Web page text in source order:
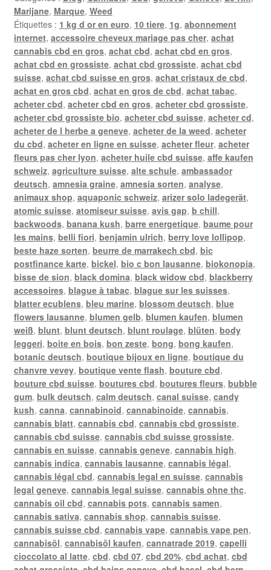
Marijane, Marque, Weed
Étiquettes : 1 kg d or en euro, 10 tiere, 1g, abonnement
internet, accessoire cheveux mariage pas cher, achat
cannabis cbd en gros, achat cbd, achat cbd en gros,
achat cbd en grossiste, achat cbd grossiste, achat cbd
suisse, achat cbd suisse en gros, achat cristaux de cbd,
achat en gros cbd, achat en gros de cbd, achat tabac,
acheter cbd, acheter cbd en gros, acheter cbd grossiste,
acheter cbd grossiste bio, acheter cbd suisse, acheter cd,
acheter de l herbe a geneve, acheter de la weed, acheter
du cbd, acheter en ligne en suisse, acheter fleur, acheter
fleurs pas cher lyon, acheter huile cbd suisse, affe kaufen
schweiz, agriculture suisse, alte schule, ambassador
deutsch, amnesia graine, amnesia sorten, analyse,
animaux shop, aquaponic schweiz, arizer solo ladegerät,
atomic suisse, atomiseur suisse, avis gap, b chill,
backwoods, banana kush, barre energetique, baume pour
les mains, belli fiori, benjamin ulrich, berry love lollipop,
beste haze sorten, beurre de marrakech cbd, bic
postfinance karte, bickel, bio c bon lausanne, biokonopia,
bisse de sion, black domina, black widow cbd, blackberry
accessoires, blague à tabac, blague sur les suisses,
blatter ecublens, bleu marine, blossom deutsch, blue
flowers lausanne, blumen gelb, blumen kaufen, blumen
weiß, blunt, blunt deutsch, blunt roulage, blüten, body
leggeri, boite en bois, bon zeste, bong, bong kaufen,
botanic deutsch, boutique bijoux en ligne, boutique du
chanvre vevey, boutique vente flash, bouture cbd,
bouture cbd suisse, boutures cbd, boutures fleurs, bubble
gum, bulk deutsch, calm deutsch, canal suisse, candy
kush, canna, cannabinoid, cannabinoide, cannabis,
cannabis blatt, cannabis cbd, cannabis cbd grossiste,
cannabis cbd suisse, cannabis cbd suisse grossiste,
cannabis en suisse, cannabis geneve, cannabis high,
cannabis indica, cannabis lausanne, cannabis légal,
cannabis légal cbd, cannabis legal en suisse, cannabis
legal geneve, cannabis legal suisse, cannabis ohne thc,
cannabis oil cbd, cannabis pots, cannabis samen,
cannabis sativa, cannabis shop, cannabis suisse,
cannabis suisse cbd, cannabis vape, cannabis vape pen,
cannabisöl, cannabisöl kaufen, cannatrade 2019, capelli
cioccolato al latte, cbd, cbd 07, cbd 20%, cbd achat, cbd